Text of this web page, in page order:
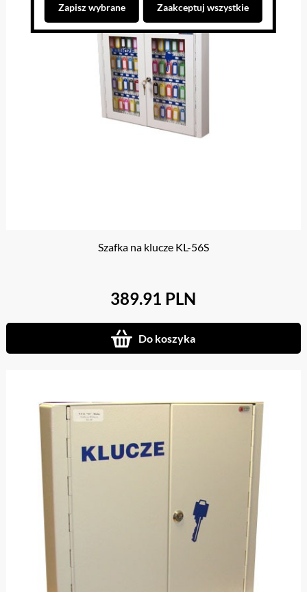
Szafka na klucze KL-56S
389.91 PLN
Do koszyka
Zapisz wybrane Zaakceptuj wszystkie